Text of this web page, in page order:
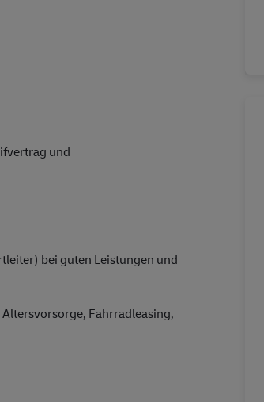
und
bei guten Leistungen und
Fahrradleasing,